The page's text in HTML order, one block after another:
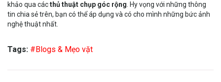
khảo qua cácthủ thuật chụp góc rộng . Hy vọng với những thông
tin chia sẻ trên, bạn có thể áp dụng và có cho mình những bức ảnh
nghệ thuật nhất.
Tags: #Blogs & Mẹo vặt